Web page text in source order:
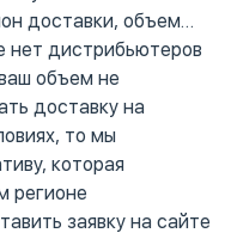
доставки, объем…
нет дистрибьютеров
объем не
доставку на
то мы
которая
регионе
заявку на сайте